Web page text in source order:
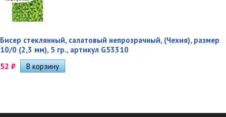
Бисер стеклянный, салатовый непрозрачный, (Чехия), размер
10/0 (2,3 мм), 5 гр., артикул G53310
52 ₽